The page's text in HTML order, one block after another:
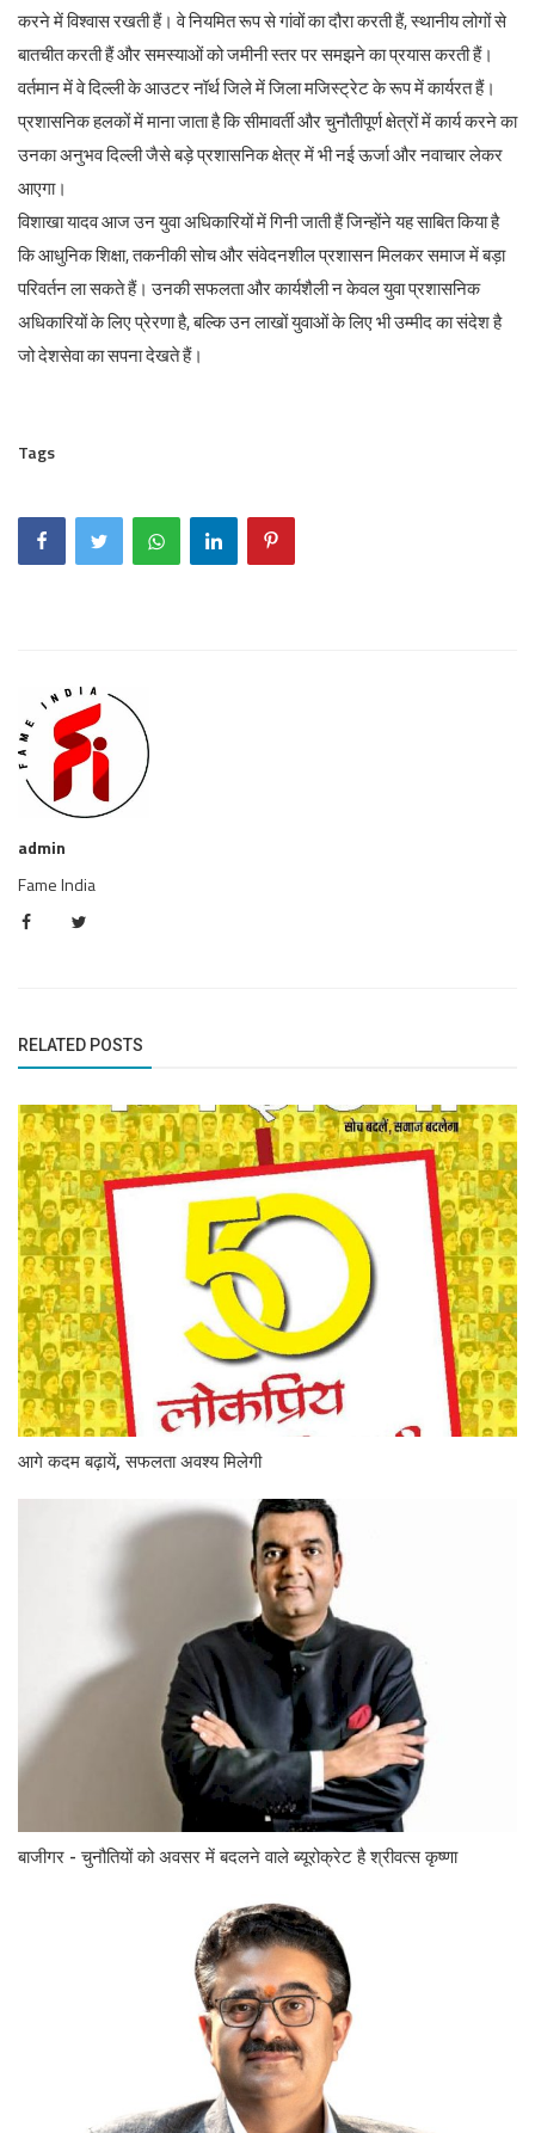
करने में विश्वास रखती हैं। वे नियमित रूप से गांवों का दौरा करती हैं, स्थानीय लोगों से
बातचीत करती हैं और समस्याओं को जमीनी स्तर पर समझने का प्रयास करती हैं।
वर्तमान में वे दिल्ली के आउटर नॉर्थ जिले में जिला मजिस्ट्रेट के रूप में कार्यरत हैं।
प्रशासनिक हलकों में माना जाता है कि सीमावर्ती और चुनौतीपूर्ण क्षेत्रों में कार्य करने का
उनका अनुभव दिल्ली जैसे बड़े प्रशासनिक क्षेत्र में भी नई ऊर्जा और नवाचार लेकर
आएगा।
विशाखा यादव आज उन युवा अधिकारियों में गिनी जाती हैं जिन्होंने यह साबित किया है
कि आधुनिक शिक्षा, तकनीकी सोच और संवेदनशील प्रशासन मिलकर समाज में बड़ा
परिवर्तन ला सकते हैं। उनकी सफलता और कार्यशैली न केवल युवा प्रशासनिक
अधिकारियों के लिए प्रेरणा है, बल्कि उन लाखों युवाओं के लिए भी उम्मीद का संदेश है
जो देशसेवा का सपना देखते हैं।
Tags
admin
Fame India
RELATED POSTS
आगे कदम बढ़ायें, सफलता अवश्य मिलेगी
बाजीगर - चुनौतियों को अवसर में बदलने वाले ब्यूरोक्रेट है श्रीवत्स कृष्णा